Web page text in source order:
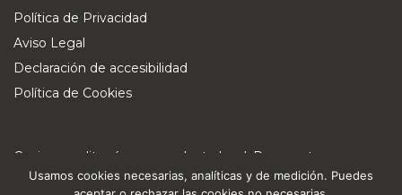
Política de Privacidad
Aviso Legal
Declaración de accesibilidad
Política de Cookies
Cocina mediterránea y producto local. Reserva tu mesa,
pide online o sorprende con una tarjeta regalo.
Usamos cookies necesarias, analíticas y de medición. Puedes